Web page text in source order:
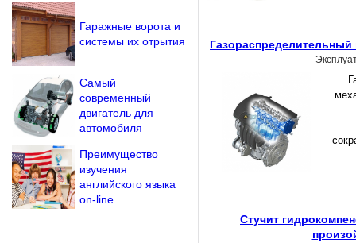
Стучит
Гаражные ворота и
системы их отрытия
Самый
современный
двигатель для
автомобиля
Преимущество
изучения
английского языка
on-line